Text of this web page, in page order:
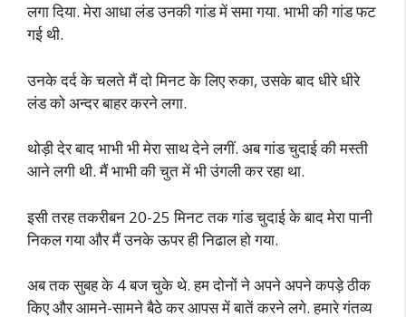
लगा दिया. मेरा आधा लंड उनकी गांड में समा गया. भाभी की गांड फट
गई थी.
उनके दर्द के चलते मैं दो मिनट के लिए रुका, उसके बाद धीरे धीरे
लंड को अन्दर बाहर करने लगा.
थोड़ी देर बाद भाभी भी मेरा साथ देने लगीं. अब गांड चुदाई की मस्ती
आने लगी थी. मैं भाभी की चुत में भी उंगली कर रहा था.
इसी तरह तकरीबन 20-25 मिनट तक गांड चुदाई के बाद मेरा पानी
निकल गया और मैं उनके ऊपर ही निढाल हो गया.
अब तक सुबह के 4 बज चुके थे. हम दोनों ने अपने अपने कपड़े ठीक
किए और आमने-सामने बैठे कर आपस में बातें करने लगे. हमारे गंतव्य